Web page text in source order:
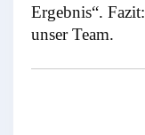
Ergebnis“.
unser Team.